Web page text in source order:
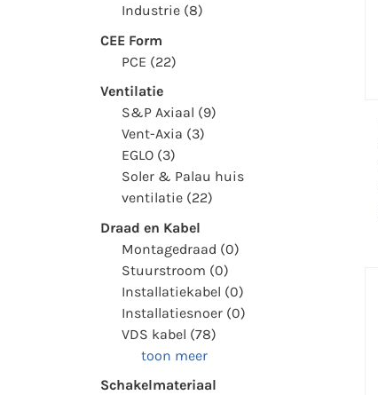
Industrie (8)
CEE Form
PCE (22)
Ventilatie
S&P Axiaal (9)
Vent-Axia (3)
EGLO (3)
Soler & Palau huis
ventilatie (22)
Draad en Kabel
Montagedraad (0)
Stuurstroom (0)
Installatiekabel (0)
Installatiesnoer (0)
VDS kabel (78)
toon meer
Schakelmateriaal